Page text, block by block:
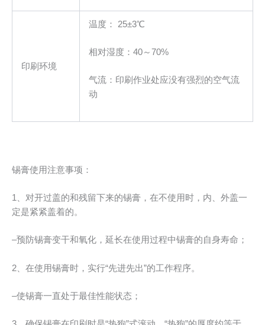
印刷环境
温度： 25±3℃
相对湿度：40～70%
气流：印刷作业处应没有强烈的空气流
动
锡膏使用注意事项：
1、对开过盖的和残留下来的锡膏，在不使用时，内、外盖一
定是紧紧盖着的。
–预防锡膏变干和氧化，延长在使用过程中锡膏的自身寿命；
2、在使用锡膏时，实行“先进先出”的工作程序。
–使锡膏一直处于最佳性能状态；